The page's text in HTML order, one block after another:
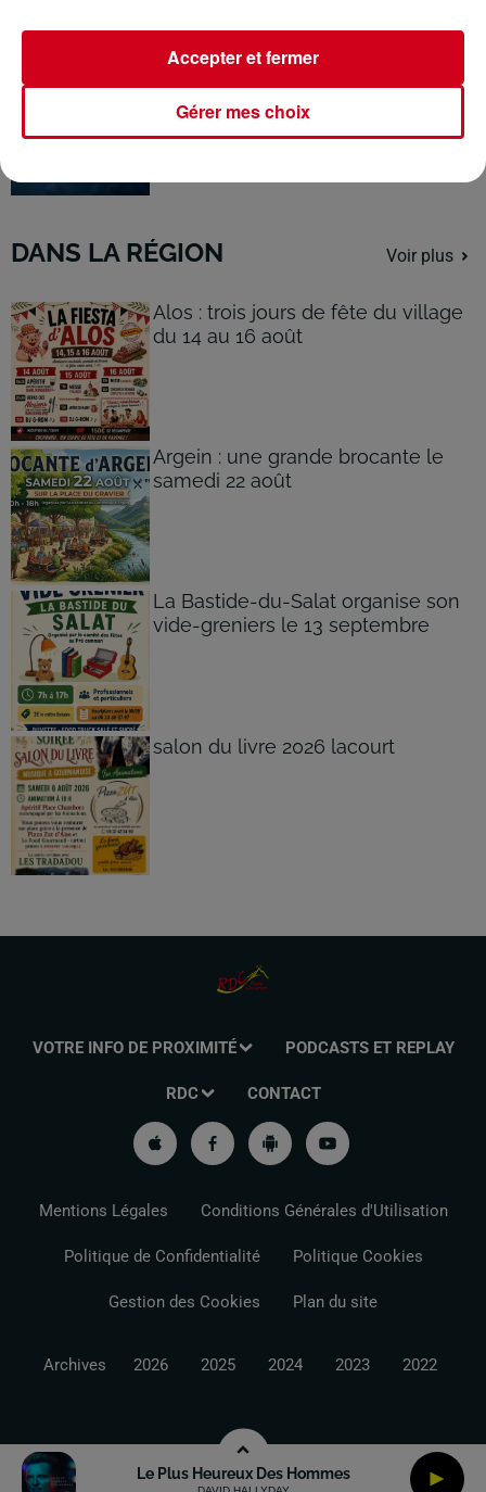
Le Plus Heureux Des Hommes
Ariège : vigilance orange pour
orages, de violents phénomènes...
DANS LA RÉGION Voir plus
Alos : trois jours de fête du village
du 14 au 16 août
Argein : une grande brocante le
samedi 22 août
La Bastide-du-Salat organise son
vide-greniers le 13 septembre
salon du livre 2026 lacourt
VOTRE INFO DE PROXIMITÉ PODCASTS ET REPLAY
RDC CONTACT
Mentions Légales Conditions Générales d'Utilisation
Politique de Confidentialité Politique Cookies
Gestion des Cookies Plan du site
Archives 2026 2025 2024 2023 2022
Gérer mes choix
Accepter et fermer